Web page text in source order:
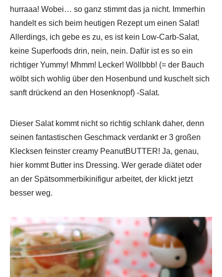
hurraaa! Wobei… so ganz stimmt das ja nicht. Immerhin
handelt es sich beim heutigen Rezept um einen Salat!
Allerdings, ich gebe es zu, es ist kein Low-Carb-Salat,
keine Superfoods drin, nein, nein. Dafür ist es so ein
richtiger Yummy! Mhmm! Lecker! Wöllbbb! (= der Bauch
wölbt sich wohlig über den Hosenbund und kuschelt sich
sanft drückend an den Hosenknopf) -Salat.
Dieser Salat kommt nicht so richtig schlank daher, denn
seinen fantastischen Geschmack verdankt er 3 großen
Klecksen feinster creamy PeanutBUTTER! Ja, genau,
hier kommt Butter ins Dressing. Wer gerade diätet oder
an der Spätsommerbikinifigur arbeitet, der klickt jetzt
besser weg.